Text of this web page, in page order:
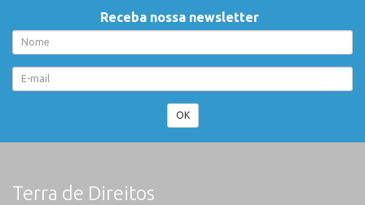
Receba nossa newsletter
OK
Terra de Direitos